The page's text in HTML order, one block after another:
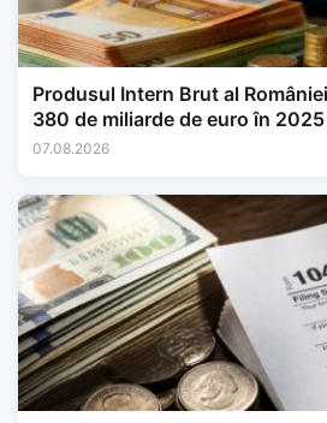
Produsul Intern Brut al
380 de miliarde de euro în 2025
07.08.2026